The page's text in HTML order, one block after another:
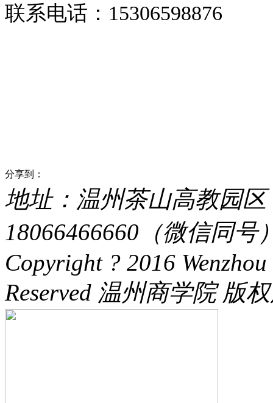
联系电话：15306598876
分享到：
地址：温州茶山高教园区
18066466660（微信同号
Copyright ? 2016
Reserved 温州商学院 版